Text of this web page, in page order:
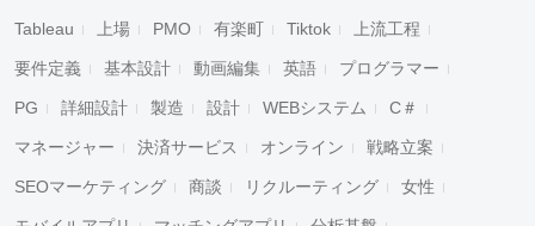
Tableau 上場 PMO 有楽町 Tiktok 上流工程
要件定義 基本設計 動画編集 英語 プログラマー
PG 詳細設計 製造 設計 WEBシステム C＃
マネージャー 決済サービス オンライン 戦略立案
SEOマーケティング 商談 リクルーティング 女性